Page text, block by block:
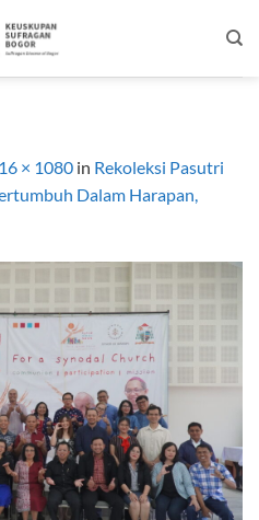
× 1080 in Rekoleksi Pasutri
Dalam Harapan,